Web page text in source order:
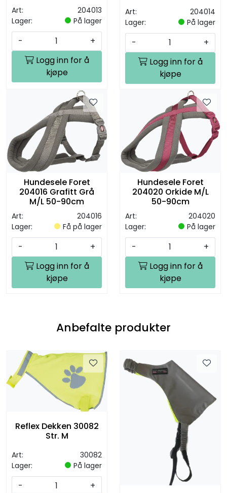
Art:
204013
Lager:
På lager
-
+
Logg inn for å
kjøpe
Art:
204014
Lager:
På lager
-
+
Logg inn for å
kjøpe
Hundesele Foret
204016 Grafitt Grå
M/L 50-90cm
Art:
204016
Lager:
Få på lager
-
+
Logg inn for å
kjøpe
Hundesele Foret
204020 Orkide M/L
50-90cm
Art:
204020
Lager:
På lager
-
+
Logg inn for å
kjøpe
Anbefalte produkter
Reflex Dekken 30082
Str. M
Art:
30082
Lager:
På lager
-
+